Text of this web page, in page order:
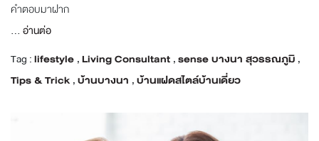
คำตอบมาฝาก
... อ่านต่อ
Tag :lifestyle ,Living Consultant ,sense บางนา สุวรรณภูมิ ,
Tips & Trick ,บ้านบางนา ,บ้านแฝดสไตล์บ้านเดี่ยว